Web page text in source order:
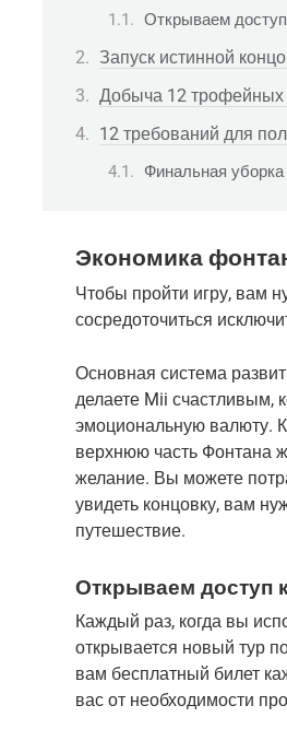
Открываем
Запуск истинной
Добыча 12 трофейных
12 требований для
Финальная уборка
Экономика
Чтобы пройти игру, вам
сосредоточиться
Основная система
делаете Mii счастливым,
эмоциональную валюту.
верхнюю часть Фонтана
желание. Вы можете
увидеть концовку, вам
путешествие.
Открываем доступ
Каждый раз, когда вы
открывается новый тур
вам бесплатный билет
вас от необходимости